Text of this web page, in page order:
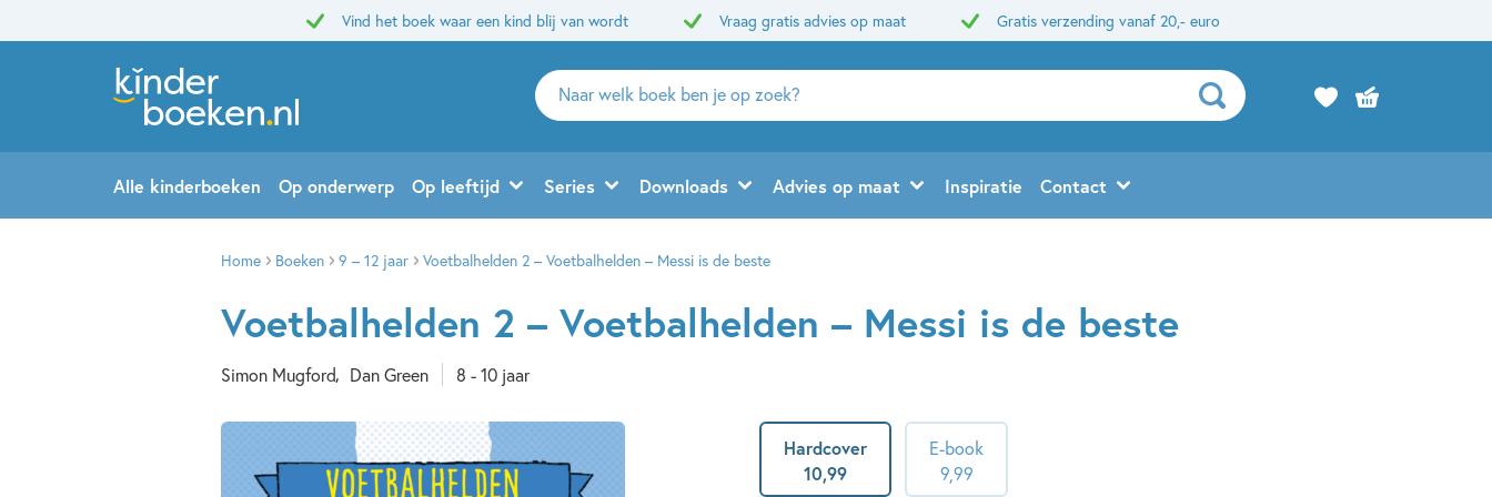
Vind het boek waar een kind blij van wordt Vraag gratis advies op maat Gratis verzending vanaf 20,- euro
Zoeken
naar
en
uitgevers
Alle kinderboeken Op onderwerp Op leeftijd Series Downloads Advies op maat Inspiratie Contact
Home Boeken 9 – 12 jaar Voetbalhelden 2 – Voetbalhelden – Messi is de beste
Voetbalhelden 2 – Voetbalhelden – Messi is de beste
Simon Mugford Dan Green 8 - 10 jaar
Hardcover
10,99
E-book
9,99